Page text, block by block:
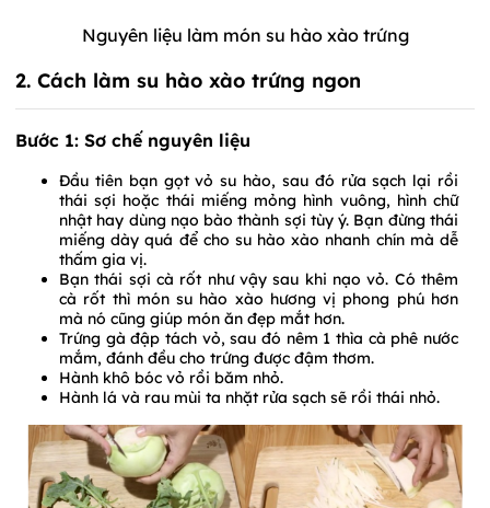
Nguyên liệu làm món su hào xào trứng
2. Cách làm su hào xào trứng ngon
Bước 1: Sơ chế nguyên liệu
Đầu tiên bạn gọt vỏ su hào, sau đó rửa sạch lại rồi
thái sợi hoặc thái miếng mỏng hình vuông, hình chữ
nhật hay dùng nạo bào thành sợi tùy ý. Bạn đừng thái
miếng dày quá để cho su hào xào nhanh chín mà dễ
thấm gia vị.
Bạn thái sợi cà rốt như vậy sau khi nạo vỏ. Có thêm
cà rốt thì món su hào xào hương vị phong phú hơn
mà nó cũng giúp món ăn đẹp mắt hơn.
Trứng gà đập tách vỏ, sau đó nêm 1 thìa cà phê nước
mắm, đánh đều cho trứng được đậm thơm.
Hành khô bóc vỏ rồi băm nhỏ.
Hành lá và rau mùi ta nhặt rửa sạch sẽ rồi thái nhỏ.